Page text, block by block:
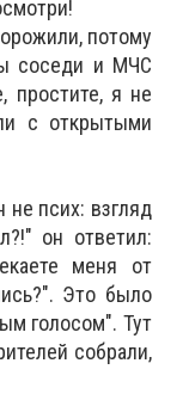
потому
соседи и МЧС
простите, я не
с открытыми
не псих: взгляд
он ответил:
меня от
Это было
голосом". Тут
собрали,